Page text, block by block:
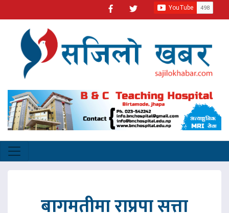
बागमतीमा राप्रपा सत्ता